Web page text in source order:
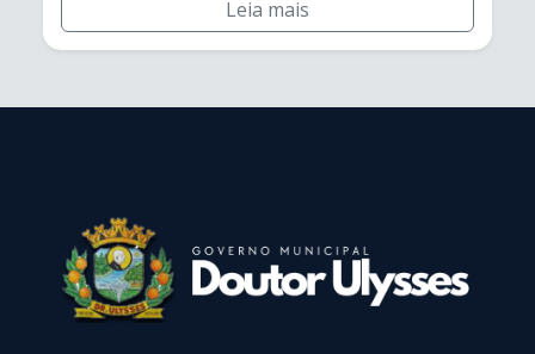
Leia mais